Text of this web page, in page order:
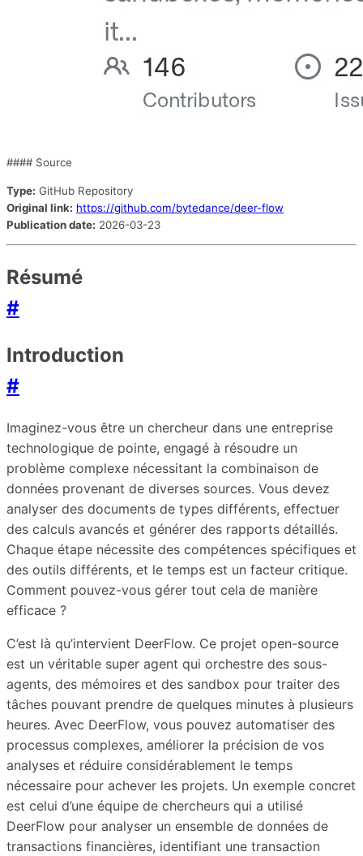
#### Source
Type: GitHub Repository
Original link: https://github.com/bytedance/deer-flow
Publication date: 2026-03-23
Résumé
#
Introduction
#
Imaginez-vous être un chercheur dans une entreprise
technologique de pointe, engagé à résoudre un
problème complexe nécessitant la combinaison de
données provenant de diverses sources. Vous devez
analyser des documents de types différents, effectuer
des calculs avancés et générer des rapports détaillés.
Chaque étape nécessite des compétences spécifiques et
des outils différents, et le temps est un facteur critique.
Comment pouvez-vous gérer tout cela de manière
efficace ?
C’est là qu’intervient DeerFlow. Ce projet open-source
est un véritable super agent qui orchestre des sous-
agents, des mémoires et des sandbox pour traiter des
tâches pouvant prendre de quelques minutes à plusieurs
heures. Avec DeerFlow, vous pouvez automatiser des
processus complexes, améliorer la précision de vos
analyses et réduire considérablement le temps
nécessaire pour achever les projets. Un exemple concret
est celui d’une équipe de chercheurs qui a utilisé
DeerFlow pour analyser un ensemble de données de
transactions financières, identifiant une transaction